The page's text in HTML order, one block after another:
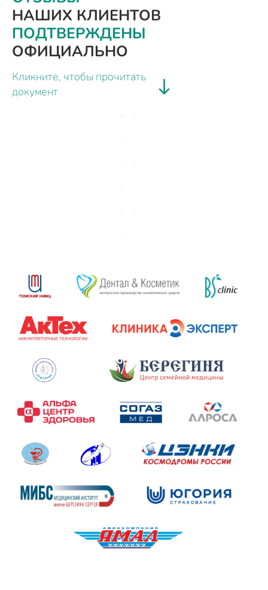
НАШИХ КЛИЕНТОВ
ПОДТВЕРЖДЕНЫ
ОФИЦИАЛЬНО
Кликните, чтобы прочитать
документ